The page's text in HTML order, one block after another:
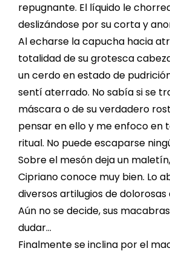
repugnante. El líquido le
deslizándose por su corta y
Al echarse la capucha hacia
totalidad de su grotesca
un cerdo en estado de
sentí aterrado. No sabía si se
máscara o de su verdadero
pensar en ello y me enfoco en
ritual. No puede escaparse
Sobre el mesón deja un
Cipriano conoce muy bien. Lo
diversos artilugios de
Aún no se decide, sus
dudar…
Finalmente se inclina por el